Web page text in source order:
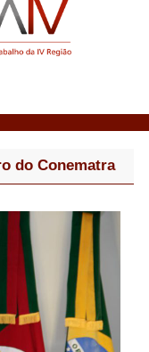
do Conematra